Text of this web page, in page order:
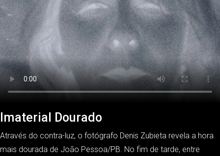
Imaterial Dourado
Através do contra-luz, o fotógrafo Denis Zubieta revela a hora
mais dourada de João Pessoa/PB. No fim de tarde, entre